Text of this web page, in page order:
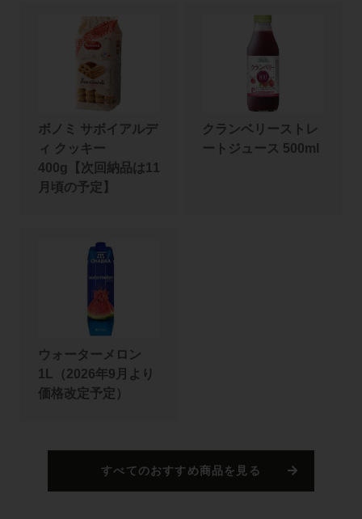
ボノミ サボイアルデ
ィ クッキー
400g【次回納品は11
月頃の予定】
クランベリーストレ
ートジュース 500ml
ウォーターメロン
1L（2026年9月より
価格改定予定）
すべてのおすすめ商品を見る